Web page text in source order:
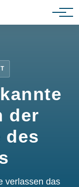
der
des
verlassen das